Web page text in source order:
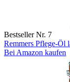
Bestseller Nr. 7
Remmers Pflege-Öl
Bei Amazon kaufen